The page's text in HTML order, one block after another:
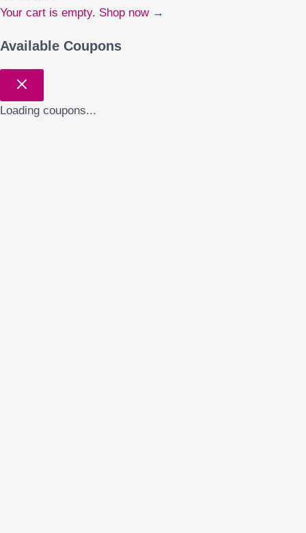
Your cart is empty. Shop now →
Available Coupons
Loading coupons...